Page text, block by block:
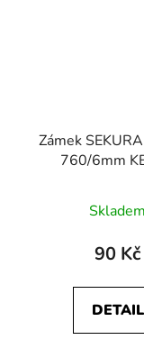
Zámek
760/6mm
Skladem
90 Kč
DETAIL